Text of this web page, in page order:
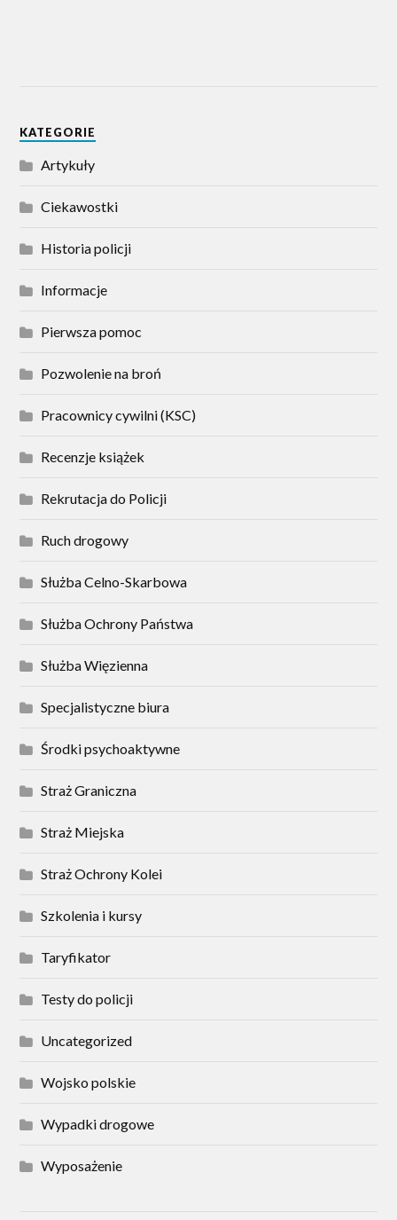
KATEGORIE
Artykuły
Ciekawostki
Historia policji
Informacje
Pierwsza pomoc
Pozwolenie na broń
Pracownicy cywilni (KSC)
Recenzje książek
Rekrutacja do Policji
Ruch drogowy
Służba Celno-Skarbowa
Służba Ochrony Państwa
Służba Więzienna
Specjalistyczne biura
Środki psychoaktywne
Straż Graniczna
Straż Miejska
Straż Ochrony Kolei
Szkolenia i kursy
Taryfikator
Testy do policji
Uncategorized
Wojsko polskie
Wypadki drogowe
Wyposażenie